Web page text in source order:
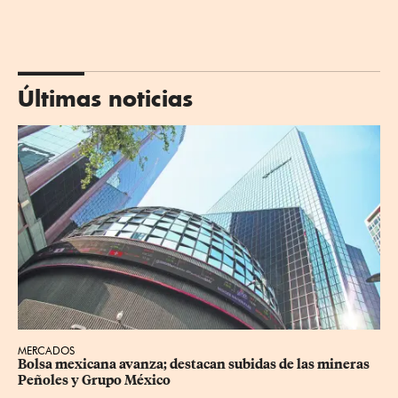
Últimas noticias
MERCADOS
Bolsa mexicana avanza; destacan subidas de las mineras
Peñoles y Grupo México